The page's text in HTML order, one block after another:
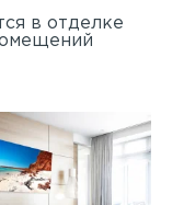
в отделке